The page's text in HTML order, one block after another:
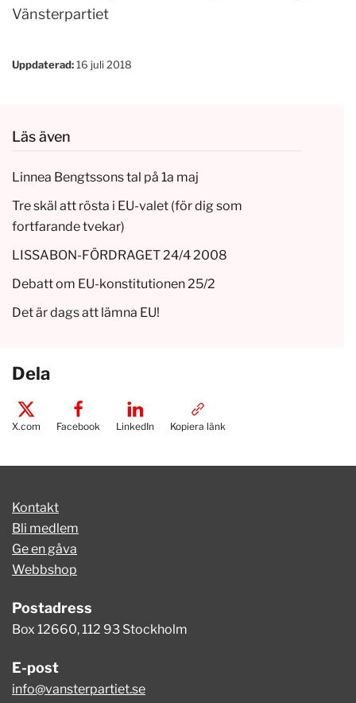
Vänsterpartiet
Uppdaterad:16 juli 2018
Läs även
Linnea Bengtssons tal på 1a maj
Tre skäl att rösta i EU-valet (för dig som
fortfarande tvekar)
LISSABON-FÖRDRAGET 24/4 2008
Debatt om EU-konstitutionen 25/2
Det är dags att lämna EU!
Dela
X.com Facebook LinkedIn Kopiera länk
Kontakt
Bli medlem
Ge en gåva
Webbshop
Postadress
Box 12660, 112 93 Stockholm
E-post
info@vansterpartiet.se